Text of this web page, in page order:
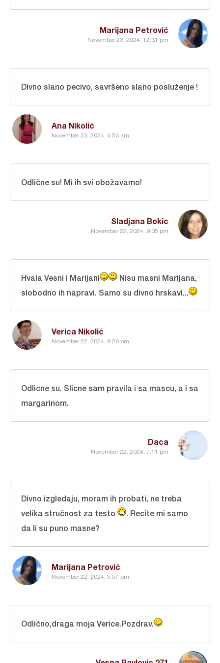
Marijana Petrović
November 23, 2024, 12:31 pm
Ana Nikolić
November 23, 2024, 4:53 am
Divno slano pecivo, savršeno slano posluženje !
Sladjana Bokic
November 22, 2024, 9:05 pm
Odlične su! Mi ih svi obožavamo!
Verica Nikolić
November 22, 2024, 8:20 pm
Hvala Vesni i Marijani
Nisu masni Marijana,
slobodno ih napravi. Samo su divno hrskavi...
Daca
November 22, 2024, 7:11 pm
Odlicne su. Slicne sam pravila i sa mascu, a i sa
margarinom.
Marijana Petrović
November 22, 2024, 5:57 pm
Divno izgledaju, moram ih probati, ne treba
velika stručnost za testo
. Recite mi samo
da li su puno masne?
Odlično,draga moja Verice.Pozdrav.